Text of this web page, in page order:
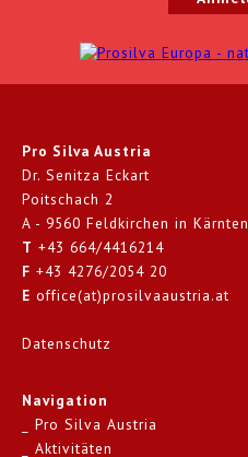
Pro Silva Austria
Dr. Senitza Eckart
Poitschach 2
A - 9560 Feldkirchen in Kärnten
T +43 664/4416214
F +43 4276/2054 20
E office(at)prosilvaaustria.at
Datenschutz
Navigation
Pro Silva Austria
Aktivitäten